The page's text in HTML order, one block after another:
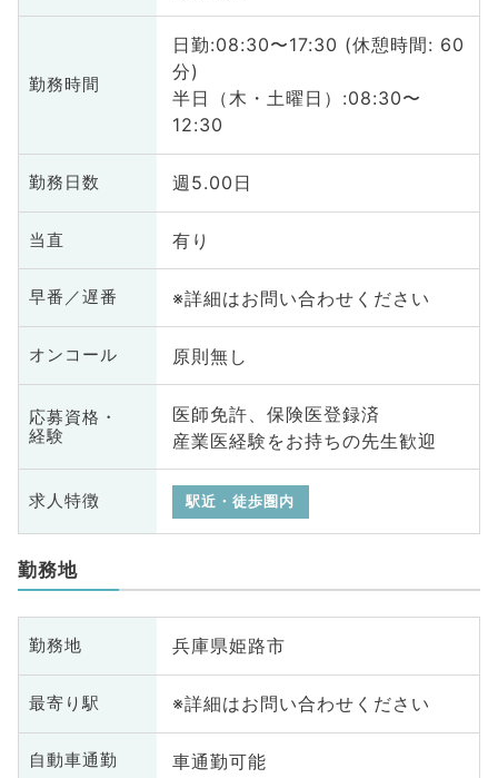
勤務時間
日勤:08:30〜17:30 (休憩時間: 60
分)
半日（木・土曜日）:08:30〜
12:30
勤務日数 週5.00日
当直 有り
早番／遅番 ※詳細はお問い合わせください
オンコール 原則無し
応募資格・
経験
医師免許、保険医登録済
産業医経験をお持ちの先生歓迎
求人特徴 駅近・徒歩圏内
勤務地
勤務地 兵庫県姫路市
最寄り駅 ※詳細はお問い合わせください
自動車通勤 車通勤可能